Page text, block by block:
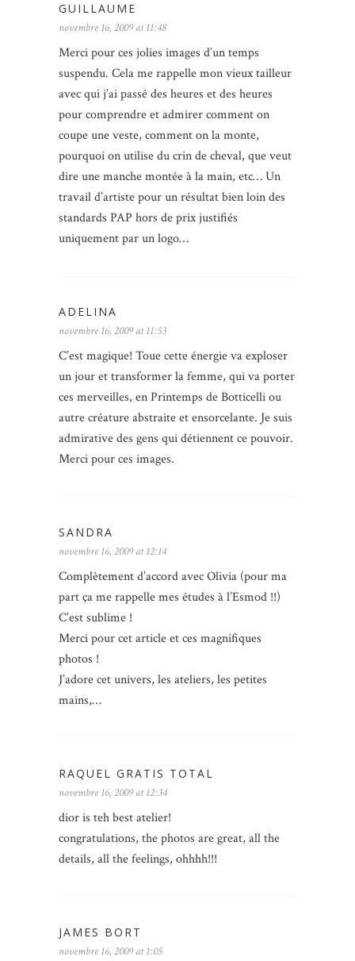
GUILLAUME
novembre 16, 2009 at 11:48
Merci pour ces jolies images d’un temps
suspendu. Cela me rappelle mon vieux tailleur
avec qui j’ai passé des heures et des heures
pour comprendre et admirer comment on
coupe une veste, comment on la monte,
pourquoi on utilise du crin de cheval, que veut
dire une manche montée à la main, etc… Un
travail d’artiste pour un résultat bien loin des
standards PAP hors de prix justifiés
uniquement par un logo…
ADELINA
novembre 16, 2009 at 11:53
C’est magique! Toue cette énergie va exploser
un jour et transformer la femme, qui va porter
ces merveilles, en Printemps de Botticelli ou
autre créature abstraite et ensorcelante. Je suis
admirative des gens qui détiennent ce pouvoir.
Merci pour ces images.
SANDRA
novembre 16, 2009 at 12:14
Complètement d’accord avec Olivia (pour ma
part ça me rappelle mes études à l’Esmod !!)
C’est sublime !
Merci pour cet article et ces magnifiques
photos !
J’adore cet univers, les ateliers, les petites
mains,…
RAQUEL GRATIS TOTAL
novembre 16, 2009 at 12:34
dior is teh best atelier!
congratulations, the photos are great, all the
details, all the feelings, ohhhh!!!
JAMES BORT
novembre 16, 2009 at 1:05